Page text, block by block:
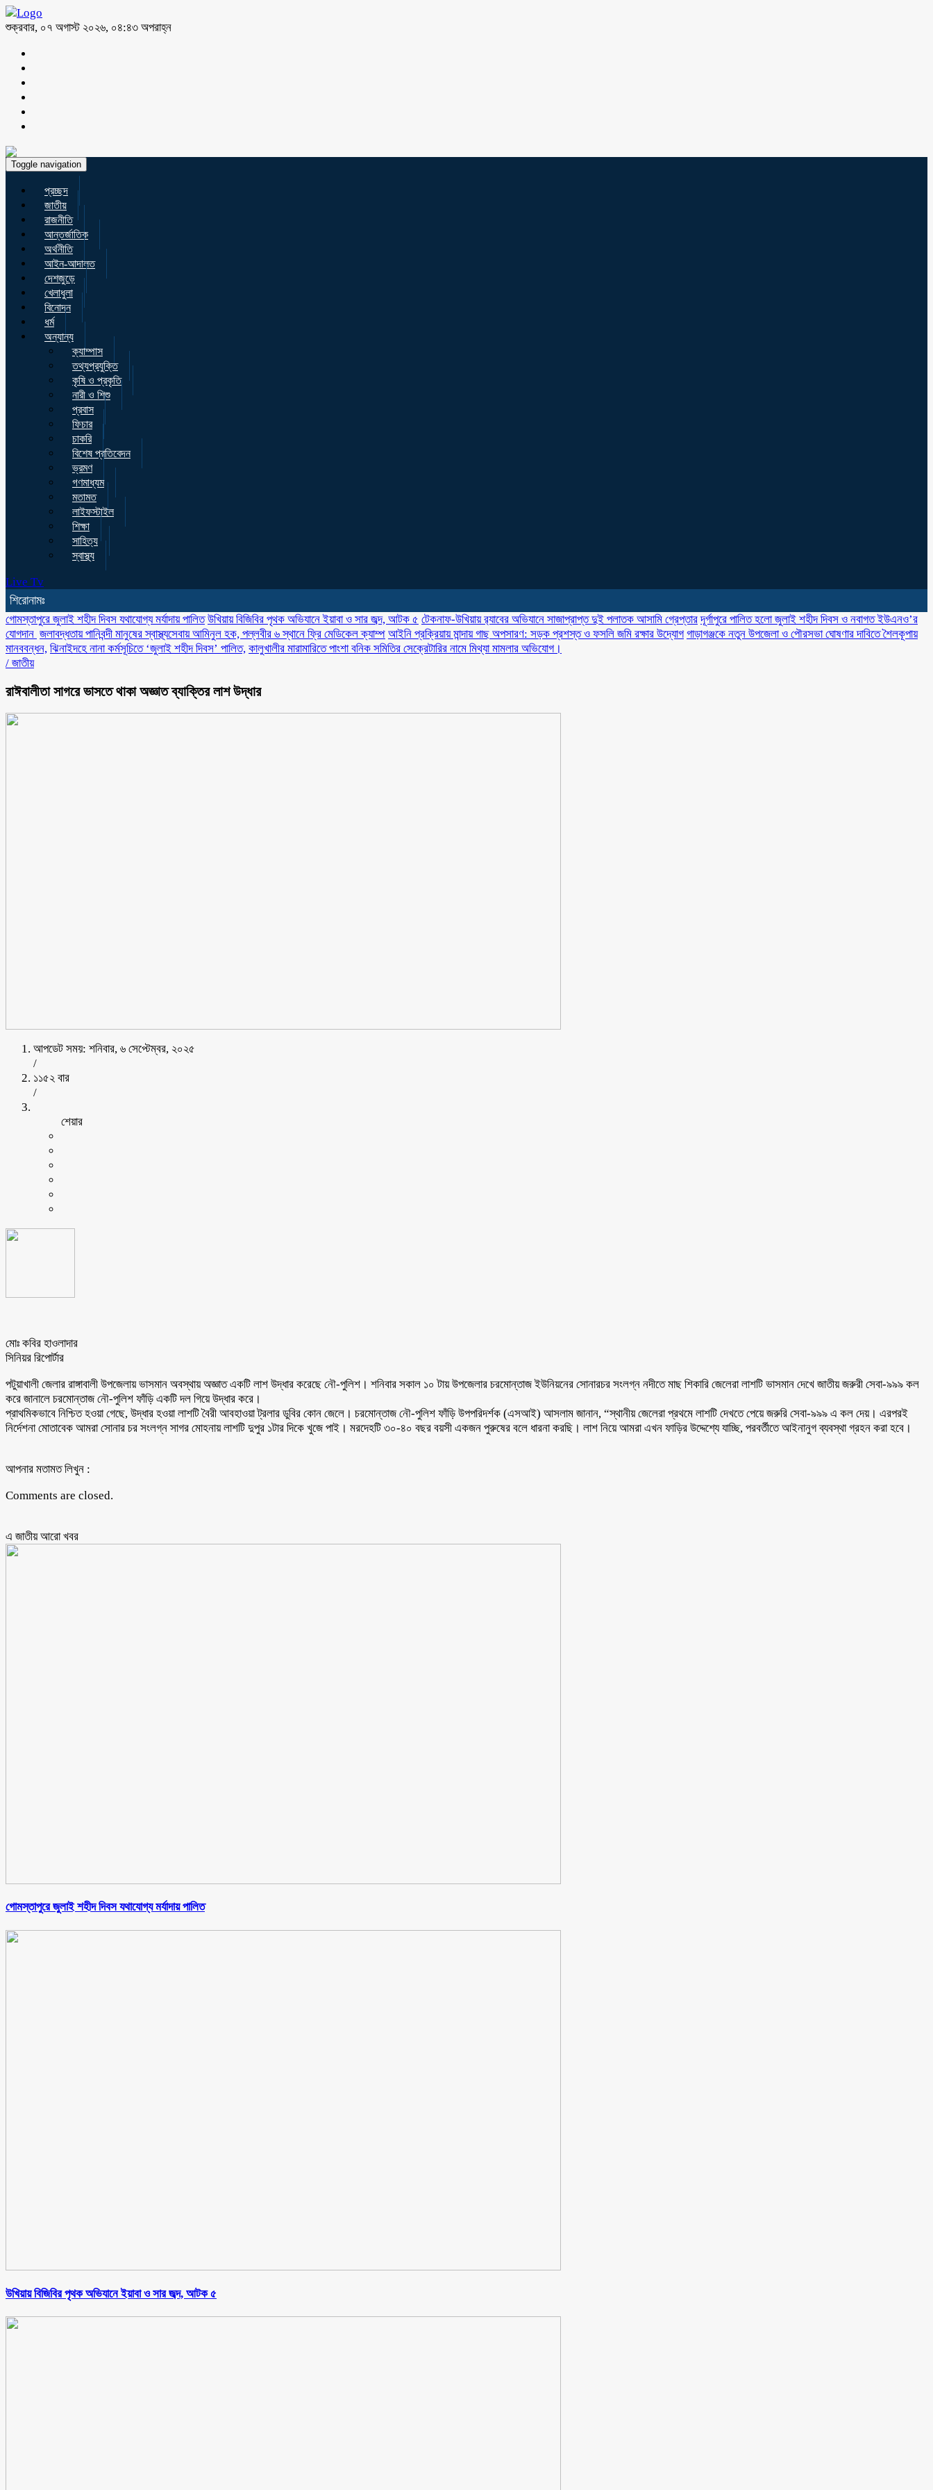
শুক্রবার, ০৭ অগাস্ট ২০২৬, ০৪:৪৩ অপরাহ্ন
Toggle navigation
প্রচ্ছদ
জাতীয়
রাজনীতি
আন্তর্জাতিক
অর্থনীতি
আইন-আদালত
দেশজুড়ে
খেলাধুলা
বিনোদন
ধর্ম
অন্যান্য
ক্যাম্পাস
তথ্যপ্রযুক্তি
কৃষি ও প্রকৃতি
নারী ও শিশু
প্রবাস
ফিচার
চাকরি
বিশেষ প্রতিবেদন
ভ্রমণ
গণমাধ্যম
মতামত
লাইফস্টাইল
শিক্ষা
সাহিত্য
স্বাস্থ্য
Live Tv
শিরোনামঃ
গোমস্তাপুরে জুলাই শহীদ দিবস যথাযোগ্য মর্যাদায় পালিত উখিয়ায় বিজিবির পৃথক অভিযানে ইয়াবা ও সার জব্দ, আটক ৫ টেকনাফ-উখিয়ায় র‌্যাবের অভিযানে সাজাপ্রাপ্ত দুই পলাতক আসামি গ্রেপ্তার ‎দূর্গাপুরে পালিত হলো জুলাই শহীদ দিবস ও নবাগত ইউএনও’র
যোগদান ‎ জলাবদ্ধতায় পানিবন্দী মানুষের স্বাস্থ্যসেবায় আমিনুল হক, পল্লবীর ৬ স্থানে ফ্রি মেডিকেল ক্যাম্প আইনি প্রক্রিয়ায় মান্দায় গাছ অপসারণ: সড়ক প্রশস্ত ও ফসলি জমি রক্ষার উদ্যোগ গাড়াগঞ্জকে নতুন উপজেলা ও পৌরসভা ঘোষণার দাবিতে শৈলকূপায়
মানববন্ধন, ঝিনাইদহে নানা কর্মসূচিতে ‘জুলাই শহীদ দিবস’ পালিত, কালুখালীর মারামারিতে পাংশা বনিক সমিতির সেক্রেটারির নামে মিথ্যা মামলার অভিযোগ।
/ জাতীয়
রাঈবালীতা সাগরে ভাসতে থাকা অজ্ঞাত ব্যাক্তির লাশ উদ্ধার
আপডেট সময়: শনিবার, ৬ সেপ্টেম্বর, ২০২৫
/
১১৫২ বার
/
শেয়ার
মোঃ কবির হাওলাদার
সিনিয়র রিপোর্টার
পটুয়াখালী জেলার রাঙ্গাবালী উপজেলায় ভাসমান অবস্থায় অজ্ঞাত একটি লাশ উদ্ধার করেছে নৌ-পুলিশ। শনিবার সকাল ১০ টায় উপজেলার চরমোন্তাজ ইউনিয়নের সোনারচর সংলগ্ন নদীতে মাছ শিকারি জেলেরা লাশটি ভাসমান দেখে জাতীয় জরুরী সেবা-৯৯৯ কল
করে জানালে চরমোন্তাজ নৌ-পুলিশ ফাঁড়ি একটি দল গিয়ে উদ্ধার করে।
প্রাথমিকভাবে নিশ্চিত হওয়া গেছে, উদ্ধার হওয়া লাশটি বৈরী আবহাওয়া ট্রলার ডুবির কোন জেলে। চরমোন্তাজ নৌ-পুলিশ ফাঁড়ি উপপরিদর্শক (এসআই) আসলাম জানান, “স্থানীয় জেলেরা প্রথমে লাশটি দেখতে পেয়ে জরুরি সেবা-৯৯৯ এ কল দেয়। এরপরই
নির্দেশনা মোতাবেক আমরা সোনার চর সংলগ্ন সাগর মোহনায় লাশটি দুপুর ১টার দিকে খুজে পাই। মরদেহটি ৩০-৪০ বছর বয়সী একজন পুরুষের বলে ধারনা করছি। লাশ নিয়ে আমরা এখন ফাড়ির উদ্দেশ্যে যাচ্ছি, পরবর্তীতে আইনানুগ ব্যবস্থা গ্রহন করা হবে।
আপনার মতামত লিখুন :
Comments are closed.
এ জাতীয় আরো ‍খবর
গোমস্তাপুরে জুলাই শহীদ দিবস যথাযোগ্য মর্যাদায় পালিত
উখিয়ায় বিজিবির পৃথক অভিযানে ইয়াবা ও সার জব্দ, আটক ৫